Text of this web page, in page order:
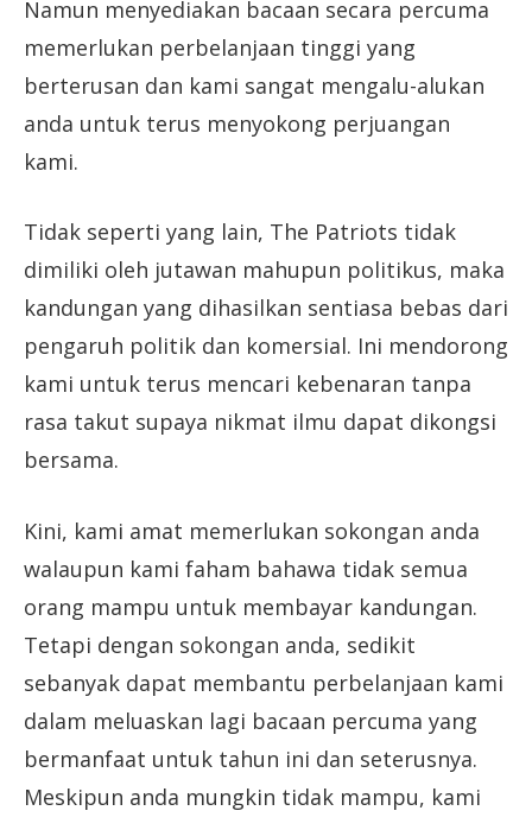
Namun menyediakan bacaan secara percuma
memerlukan perbelanjaan tinggi yang
berterusan dan kami sangat mengalu-alukan
anda untuk terus menyokong perjuangan
kami.
Tidak seperti yang lain, The Patriots tidak
dimiliki oleh jutawan mahupun politikus, maka
kandungan yang dihasilkan sentiasa bebas dari
pengaruh politik dan komersial. Ini mendorong
kami untuk terus mencari kebenaran tanpa
rasa takut supaya nikmat ilmu dapat dikongsi
bersama.
Kini, kami amat memerlukan sokongan anda
walaupun kami faham bahawa tidak semua
orang mampu untuk membayar kandungan.
Tetapi dengan sokongan anda, sedikit
sebanyak dapat membantu perbelanjaan kami
dalam meluaskan lagi bacaan percuma yang
bermanfaat untuk tahun ini dan seterusnya.
Meskipun anda mungkin tidak mampu, kami